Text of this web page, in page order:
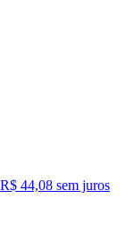
R$ 44,08 sem juros